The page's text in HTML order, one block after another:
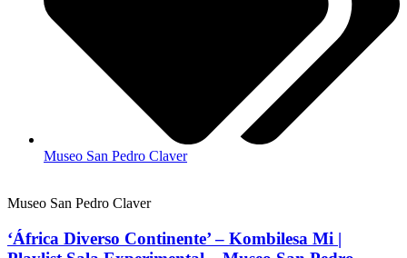
Museo San Pedro Claver
Museo San Pedro Claver
‘África Diverso Continente’ – Kombilesa Mi |